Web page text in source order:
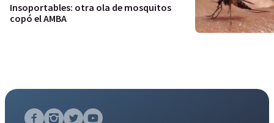
Insoportables: otra ola de mosquitos
copó el AMBA